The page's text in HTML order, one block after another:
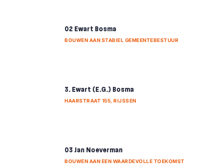
02 Ewart Bosma
BOUWEN AAN STABIEL GEMEENTEBESTUUR
3. Ewart (E.G.) Bosma
HAARSTRAAT 155, RIJSSEN
03 Jan Noeverman
BOUWEN AAN EEN WAARDEVOLLE TOEKOMST